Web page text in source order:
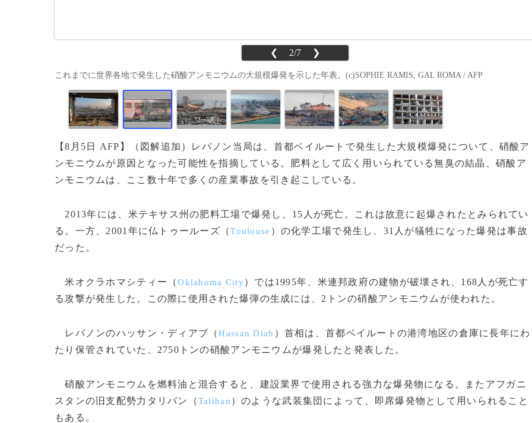
❮ 2/7 ❯
これまでに世界各地で発生した硝酸アンモニウムの大規模爆発を示した年表。(c)SOPHIE RAMIS, GAL ROMA / AFP
【8月5日 AFP】（図解追加）レバノン当局は、首都ベイルートで発生した大規模爆発について、硝酸ア
ンモニウムが原因となった可能性を指摘している。肥料として広く用いられている無臭の結晶、硝酸ア
ンモニウムは、ここ数十年で多くの産業事故を引き起こしている。
2013年には、米テキサス州の肥料工場で爆発し、15人が死亡。これは故意に起爆されたとみられてい
る。一方、2001年に仏トゥールーズ（Toulouse ）の化学工場で発生し、31人が犠牲になった爆発は事故
だった。
米オクラホマシティー（Oklahoma City）では1995年、米連邦政府の建物が破壊され、168人が死亡す
る攻撃が発生した。この際に使用された爆弾の生成には、2トンの硝酸アンモニウムが使われた。
レバノンのハッサン・ディアブ（Hassan Diab ）首相は、首都ベイルートの港湾地区の倉庫に長年にわ
たり保管されていた、2750トンの硝酸アンモニウムが爆発したと発表した。
硝酸アンモニウムを燃料油と混合すると、建設業界で使用される強力な爆発物になる。またアフガニ
スタンの旧支配勢力タリバン（Taliban ）のような武装集団によって、即席爆発物として用いられること
もある。